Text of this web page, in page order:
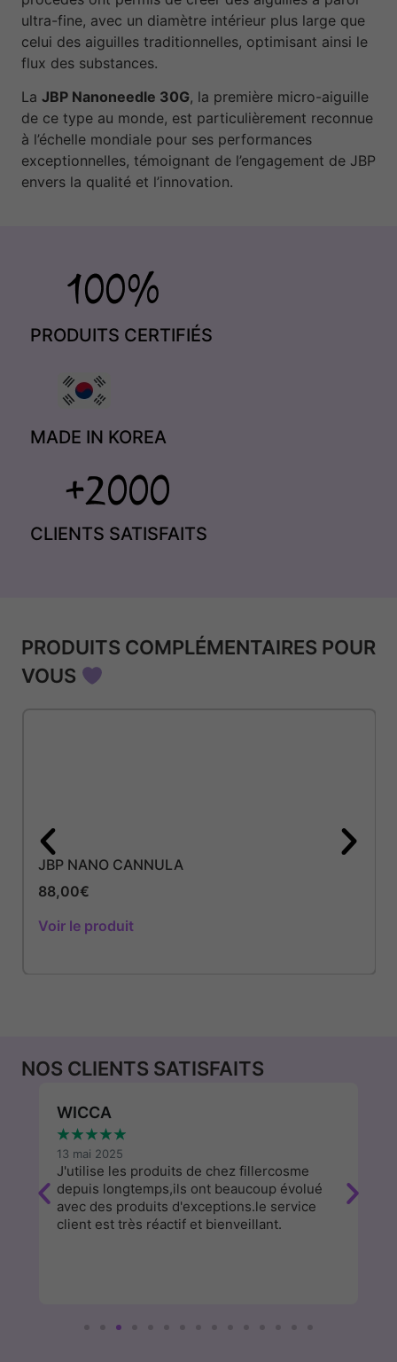
ultra-fine, avec un diamètre intérieur plus large que
celui des aiguilles traditionnelles, optimisant ainsi le
flux des substances.
La JBP Nanoneedle 30G, la première micro-aiguille
de ce type au monde, est particulièrement reconnue
à l’échelle mondiale pour ses performances
exceptionnelles, témoignant de l’engagement de JBP
envers la qualité et l’innovation.
PRODUITS CERTIFIÉS
MADE IN KOREA
CLIENTS SATISFAITS
PRODUITS COMPLÉMENTAIRES POUR
VOUS
JBP NANO CANNULA
88,00€
Voir le produit
NOS CLIENTS SATISFAITS
WICCA
★★★★★
13 mai 2025
J'utilise les produits de chez fillercosme
depuis longtemps,ils ont beaucoup évolué
avec des produits d'exceptions.le service
client est très réactif et bienveillant.